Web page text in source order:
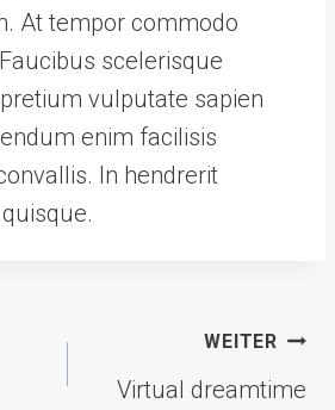
At tempor commodo
scelerisque
vulputate sapien
enim facilisis
In hendrerit
WEITER
Virtual dreamtime